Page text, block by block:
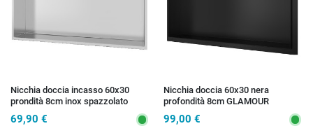
Nicchia doccia incasso 60x30
prondità 8cm inox spazzolato
69,90 €
Nicchia doccia 60x30 nera
profondità 8cm GLAMOUR
99,00 €